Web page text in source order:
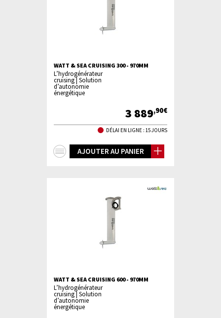
WATT & SEA CRUISING 300 - 970MM
L’hydrogénérateur
cruising | Solution
d’autonomie
énergétique
3 889,90€
DÉLAI EN LIGNE : 15 JOURS
AJOUTER AU PANIER
WATT & SEA CRUISING 600 - 970MM
L’hydrogénérateur
cruising | Solution
d’autonomie
énergétique